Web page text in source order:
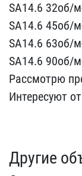
SA14​.6 32об/
SA14.6 45о​б/
SA14.6 63об/
SA14.6 90об/
Рас​смотрю
Интересуют
Другие